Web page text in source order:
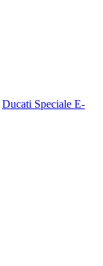
Ducati Speciale E-